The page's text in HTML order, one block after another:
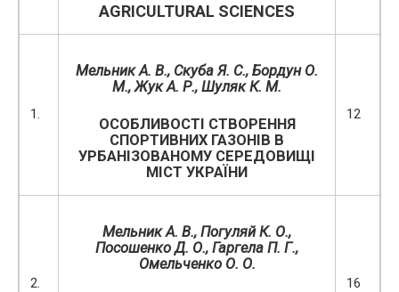
AGRICULTURAL SCIENCES
1.
Мельник А. В., Скуба Я. С., Бордун О.
М., Жук А. Р., Шуляк К. М.
ОСОБЛИВОСТІ СТВОРЕННЯ
СПОРТИВНИХ ГАЗОНІВ В
УРБАНІЗОВАНОМУ СЕРЕДОВИЩІ
МІСТ УКРАЇНИ
12
2.
Мельник А. В., Погуляй К. О.,
Посошенко Д. О., Гаргела П. Г.,
Омельченко О. О.
16